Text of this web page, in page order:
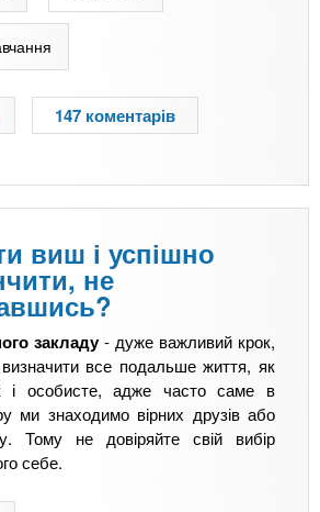
н
147 коментарів
виш і успішно
не
закладу- дуже важливий крок,
все подальше життя, як
і особисте, адже часто саме в
ми знаходимо вірних друзів або
Тому не довіряйте свій вибір
себе.